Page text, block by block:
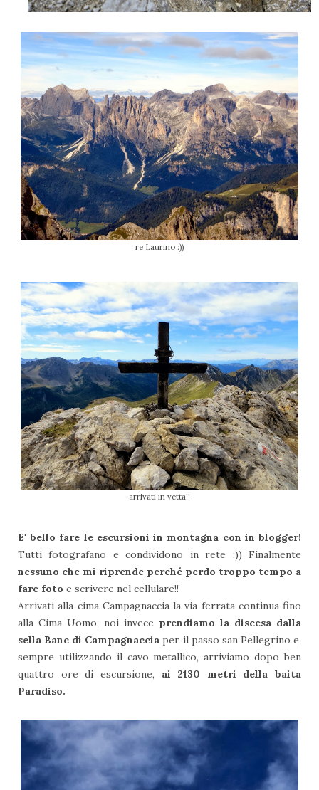
re Laurino :))
arrivati in vetta!!
E' bello fare le escursioni in montagna con in blogger!
Tutti fotografano e condividono in rete :)) Finalmente
nessuno che mi riprende perché perdo troppo tempo a
fare foto e scrivere nel cellulare!!
Arrivati alla cima Campagnaccia la via ferrata continua fino
alla Cima Uomo, noi invece prendiamo la discesa dalla
sella Banc di Campagnaccia per il passo san Pellegrino e,
sempre utilizzando il cavo metallico, arriviamo dopo ben
quattro ore di escursione, ai 2130 metri della baita
Paradiso.